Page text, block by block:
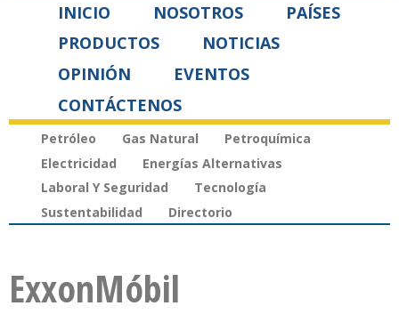
INICIO NOSOTROS
PAÍSES
PRODUCTOS
NOTICIAS
OPINIÓN
EVENTOS
CONTÁCTENOS
Petróleo Gas Natural
Petroquímica
Electricidad
Energías Alternativas
Laboral Y Seguridad
Tecnología
Sustentabilidad
Directorio
ExxonMóbil